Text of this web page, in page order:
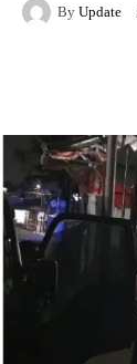
By Update